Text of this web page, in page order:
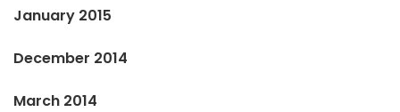
January 2015
December 2014
March 2014